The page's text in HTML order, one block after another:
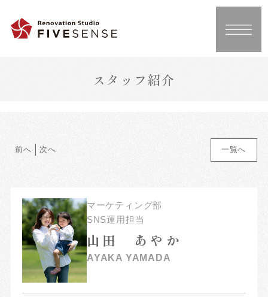
スタッフ紹介
一覧へ
前へ 次へ
マーケティング部
SNS運用担当
山田 あやか
AYAKA YAMADA